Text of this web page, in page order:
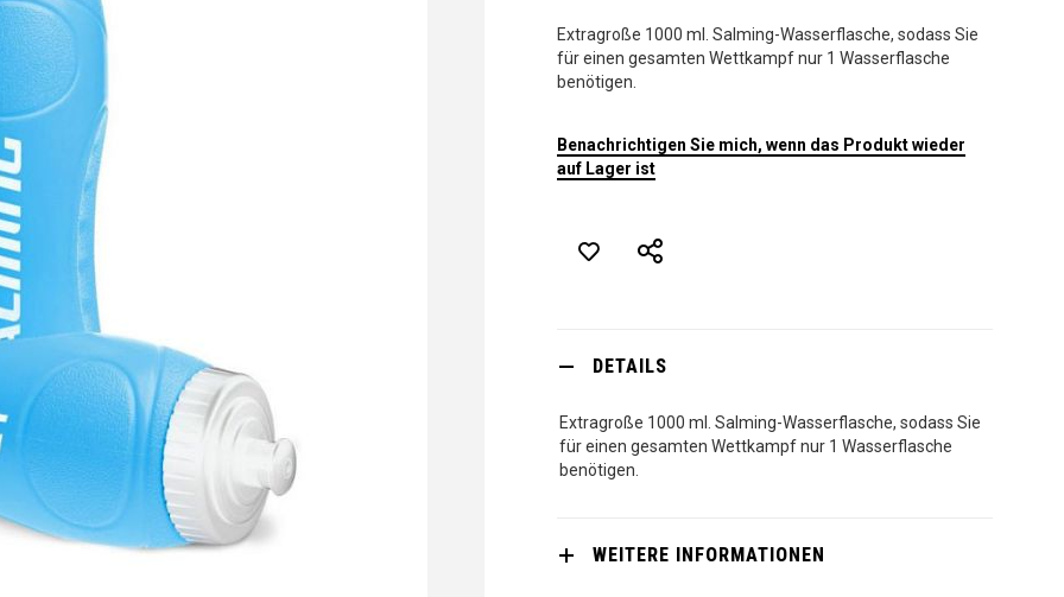
Extragroße 1000 ml. Salming-Wasserflasche, sodass Sie
für einen gesamten Wettkampf nur 1 Wasserflasche
benötigen.
Benachrichtigen Sie mich, wenn das Produkt wieder
auf Lager ist
DETAILS
Extragroße 1000 ml. Salming-Wasserflasche, sodass Sie
für einen gesamten Wettkampf nur 1 Wasserflasche
benötigen.
WEITERE INFORMATIONEN